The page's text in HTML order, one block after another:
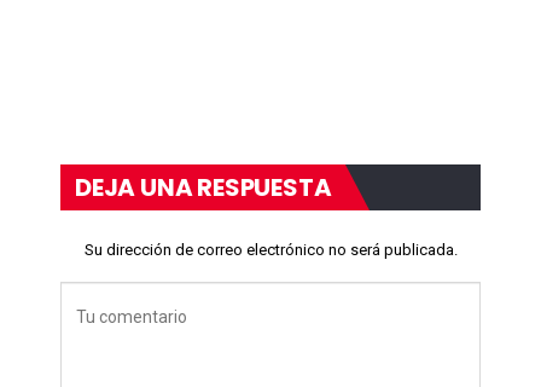
DEJA UNA RESPUESTA
Su dirección de correo electrónico no será publicada.